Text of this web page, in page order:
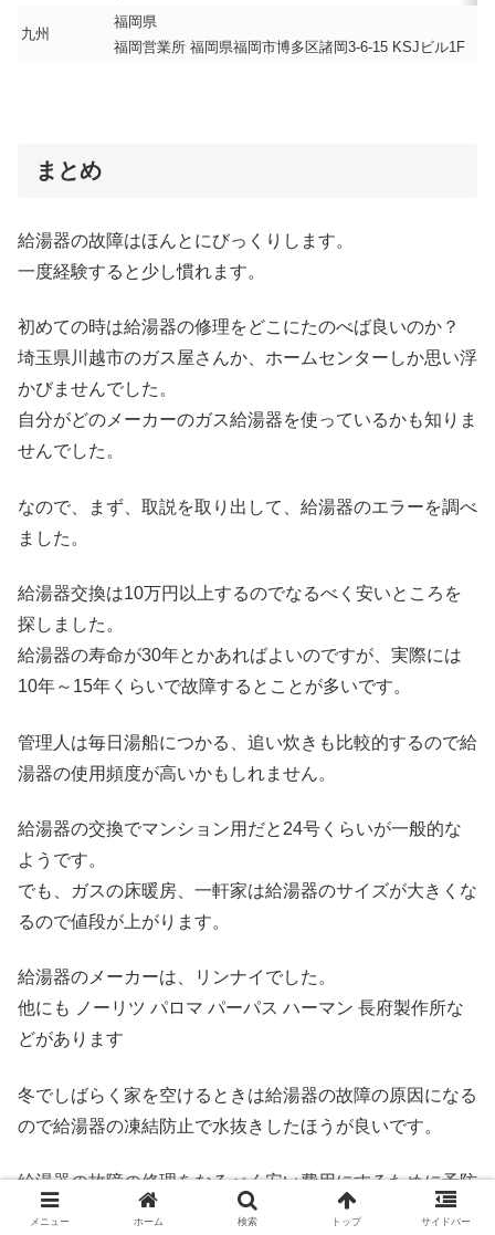
九州
福岡県
福岡営業所 福岡県福岡市博多区諸岡3-6-15 KSJビル1F
まとめ
給湯器の故障はほんとにびっくりします。
一度経験すると少し慣れます。
初めての時は給湯器の修理をどこにたのべば良いのか？
埼玉県川越市のガス屋さんか、ホームセンターしか思い浮
かびませんでした。
自分がどのメーカーのガス給湯器を使っているかも知りま
せんでした。
なので、まず、取説を取り出して、給湯器のエラーを調べ
ました。
給湯器交換は10万円以上するのでなるべく安いところを
探しました。
給湯器の寿命が30年とかあればよいのですが、実際には
10年～15年くらいで故障するとことが多いです。
管理人は毎日湯船につかる、追い炊きも比較的するので給
湯器の使用頻度が高いかもしれません。
給湯器の交換でマンション用だと24号くらいが一般的な
ようです。
でも、ガスの床暖房、一軒家は給湯器のサイズが大きくな
るので値段が上がります。
給湯器のメーカーは、リンナイでした。
他にも ノーリツ パロマ パーパス ハーマン 長府製作所な
どがあります
冬でしばらく家を空けるときは給湯器の故障の原因になる
ので給湯器の凍結防止で水抜きしたほうが良いです。
給湯器の故障の修理をなるべく安い費用にするために予防
措置がとても大事です。
メニュー ホーム 検索 トップ サイドバー